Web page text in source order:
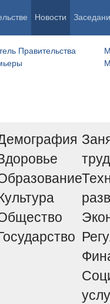
Новости
Правительства
труд